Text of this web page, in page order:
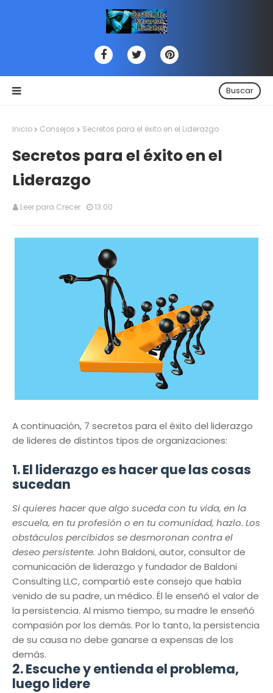
Buscar
Inicio Consejos Secretos para el éxito en el Liderazgo
Secretos para el éxito en el
Liderazgo
Leer para Crecer 13:00
A continuación, 7 secretos para el éxito del liderazgo
de lideres de distintos tipos de organizaciones:
1. El liderazgo es hacer que las cosas
sucedan
Si quieres hacer que algo suceda con tu vida, en la
escuela, en tu profesión o en tu comunidad, hazlo. Los
obstáculos percibidos se desmoronan contra el
deseo persistente. John Baldoni, autor, consultor de
comunicación de liderazgo y fundador de Baldoni
Consulting LLC, compartió este consejo que había
venido de su padre, un médico. Él le enseñó el valor de
la persistencia. Al mismo tiempo, su madre le enseñó
compasión por los demás. Por lo tanto, la persistencia
de su causa no debe ganarse a expensas de los
demás.
2. Escuche y entienda el problema,
luego lidere